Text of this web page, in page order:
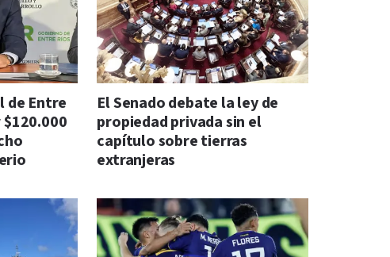
de Entre
$120.000
El Senado debate la ley de
propiedad privada sin el
capítulo sobre tierras
extranjeras